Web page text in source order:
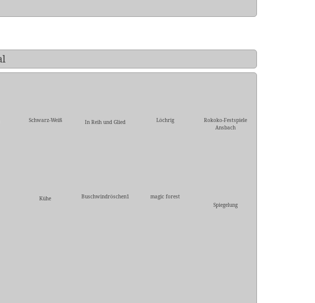
Schwarz-Weiß In Reih und Glied Löchrig
Rokoko-Festspiele
Ansbach
Kühe Buschwindröschen1
magic forest
Spiegelung